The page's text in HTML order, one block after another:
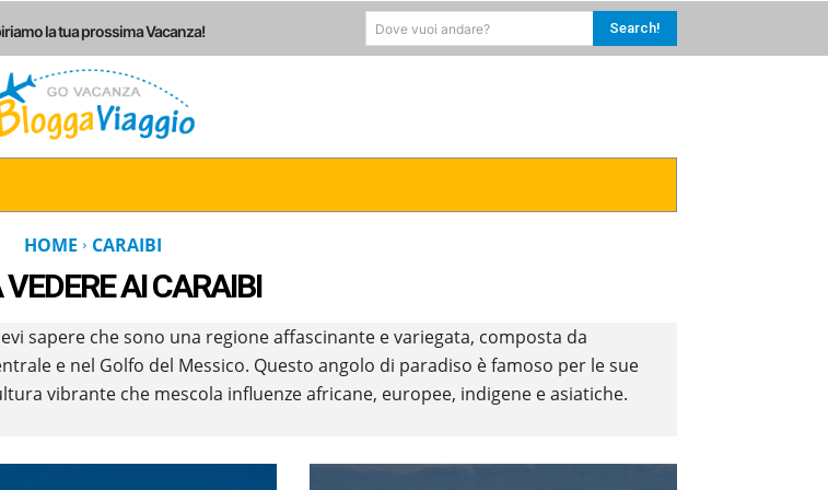
la tua prossima Vacanza! Dove vuoi andare? Search!
HOME CARAIBI
AICARAIBI
sapere che sono una regione affascinante e variegata, composta da
e nel Golfo del Messico. Questo angolo di paradiso è famoso per le sue
vibrante che mescola influenze africane, europee, indigene e asiatiche.